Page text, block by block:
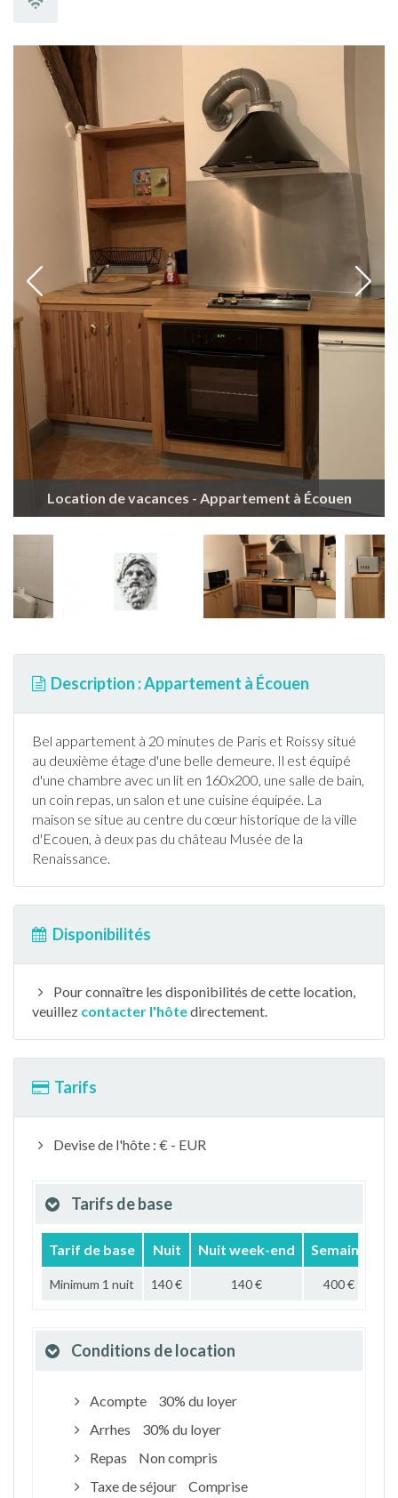
Location de vacances - Appartement à Écouen
Description : Appartement à Écouen
Bel appartement à 20 minutes de Paris et Roissy situé
au deuxième étage d'une belle demeure. Il est équipé
d'une chambre avec un lit en 160x200, une salle de bain,
un coin repas, un salon et une cuisine équipée. La
maison se situe au centre du cœur historique de la ville
d'Ecouen, à deux pas du château Musée de la
Renaissance.
Disponibilités
Pour connaître les disponibilités de cette location,
veuillez contacter l'hôtedirectement.
Tarifs
Devise de l'hôte : € - EUR
Tarifs de base
Tarif de base Nuit Nuit week-end Semaine
Minimum 1 nuit 140 € 140 € 400 €
Conditions de location
Acompte
30% du loyer
Arrhes
30% du loyer
Repas
Non compris
Taxe de séjour
Comprise